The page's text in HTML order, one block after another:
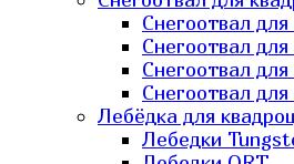
Снегоотвал
Снегоотвал
Снегоотвал
Снегоотвал
Лебёдка для
Лебедки